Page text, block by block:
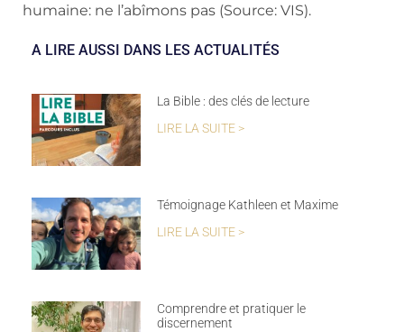
humaine: ne l’abîmons pas (Source: VIS).
A LIRE AUSSI DANS LES ACTUALITÉS
La Bible : des clés de lecture
LIRE LA SUITE >
Témoignage Kathleen et Maxime
LIRE LA SUITE >
Comprendre et pratiquer le
discernement